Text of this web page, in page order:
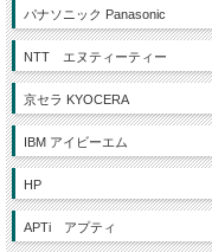
パナソニック Panasonic
NTT エヌティーティー
京セラ KYOCERA
IBM アイビーエム
HP
APTi アプティ